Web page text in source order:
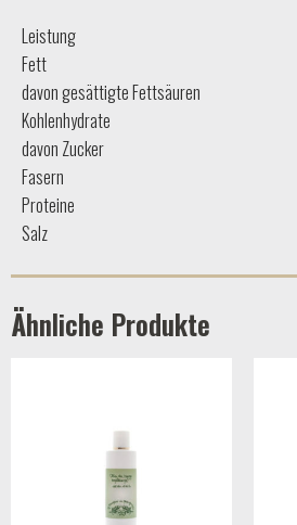
Leistung
Fett
davon gesättigte Fettsäuren
Kohlenhydrate
davon Zucker
Fasern
Proteine
Salz
Ähnliche Produkte